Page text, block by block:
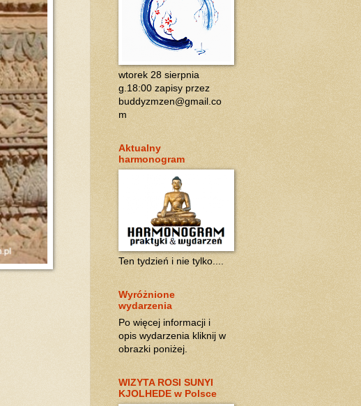
wtorek 28 sierpnia
g.18:00 zapisy przez
buddyzmzen@gmail.co
m
Aktualny
harmonogram
Ten tydzień i nie tylko....
Wyróżnione
wydarzenia
Po więcej informacji i
opis wydarzenia kliknij w
obrazki poniżej.
WIZYTA ROSI SUNYI
KJOLHEDE w Polsce